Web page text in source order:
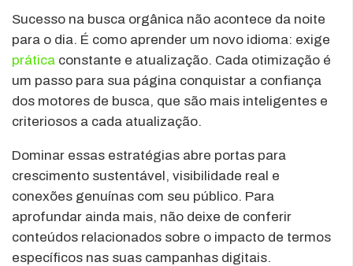
Sucesso na busca orgânica não acontece da noite
para o dia. É como aprender um novo idioma: exige
prática constante e atualização. Cada otimização é
um passo para sua página conquistar a confiança
dos motores de busca, que são mais inteligentes e
criteriosos a cada atualização.
Dominar essas estratégias abre portas para
crescimento sustentável, visibilidade real e
conexões genuínas com seu público. Para
aprofundar ainda mais, não deixe de conferir
conteúdos relacionados sobre o impacto de termos
específicos nas suas campanhas digitais.